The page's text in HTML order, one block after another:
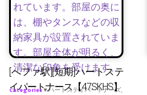
[へファ駅][短期]ハートステ
イパートナース【47SKHS】
Categories♥ ハートステイパートナーズ,